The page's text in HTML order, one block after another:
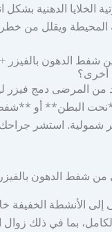
الخلايا الدهنية بشكل
المحيطة ويقلل من
شفط الدهون بالفيزر +
أخرى؟
من المرضى دمج فيزر
شمولية. استشر
من شفط الدهون بالفيزر
الأنشطة الخفيفة
بما في ذلك زوال